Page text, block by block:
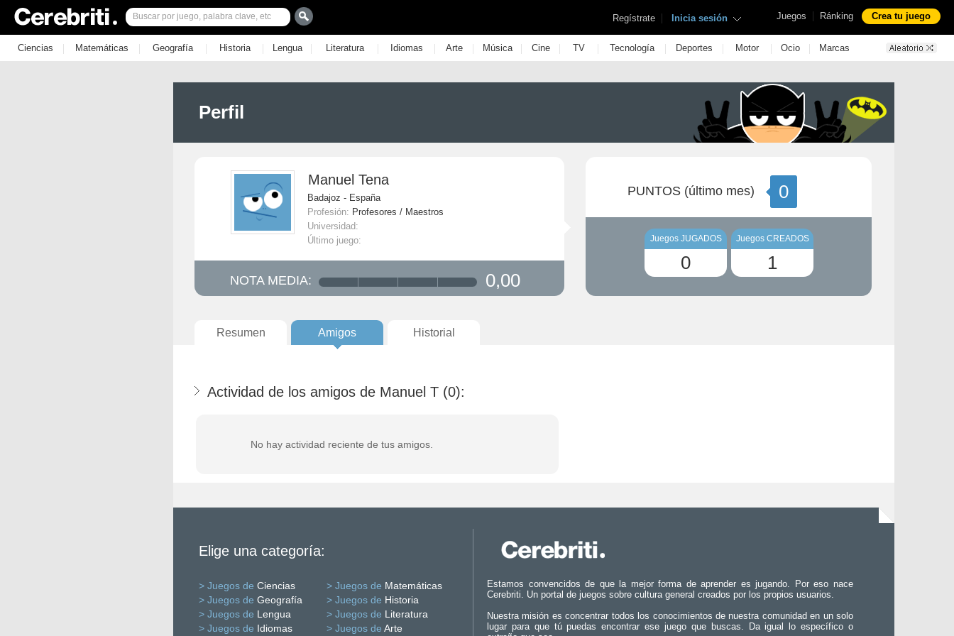
Juegos | Ránking Crea tu juego
Regístrate | Inicia sesión
Ciencias | Matemáticas | Geografía | Historia | Lengua | Literatura | Idiomas | Arte | Música | Cine | TV | Tecnología | Deportes | Motor | Ocio | Marcas
Perfil
Manuel Tena
Badajoz - España
Profesión: Profesores / Maestros
Universidad:
Último juego:
NOTA MEDIA: 0,00
PUNTOS (último mes) 0
Juegos JUGADOS
0
Juegos CREADOS
1
Resumen Amigos Historial
Actividad de los amigos de Manuel T (0):
No hay actividad reciente de tus amigos.
Elige una categoría:
> Juegos de Ciencias > Juegos de Matemáticas
> Juegos de Geografía > Juegos de Historia
> Juegos de Lengua > Juegos de Literatura
> Juegos de Idiomas > Juegos de Arte
Estamos convencidos de que la mejor forma de aprender es jugando. Por eso nace
Cerebriti. Un portal de juegos sobre cultura general creados por los propios usuarios.
Nuestra misión es concentrar todos los conocimientos de nuestra comunidad en un solo
lugar para que tú puedas encontrar ese juego que buscas. Da igual lo específico o